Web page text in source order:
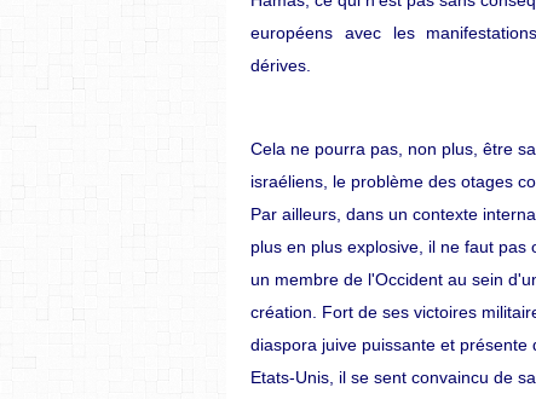
européens avec les
dérives.
Cela ne pourra pas, non plus, être
israéliens, le problème des otages
Par ailleurs, dans un contexte
plus en plus explosive, il ne faut
un membre de l'Occident au sein
création. Fort de ses victoires
diaspora juive puissante et
Etats-Unis, il se sent convaincu de